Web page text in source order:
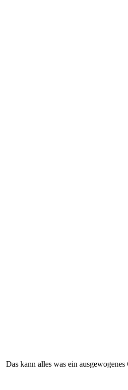
Das kann alles was ein